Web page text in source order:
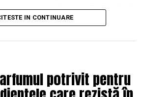
mare premiu „Nearest To The Pin”
un turneu de golf românesc, într-un
Golf Cup și-a construit
de referință în peisajul
din România, oferind
IN CONTINUARE
potrivit pentru